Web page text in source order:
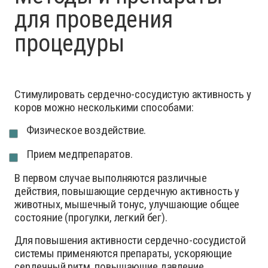
для проведения
процедуры
Стимулировать сердечно-сосудистую активность у
коров можно несколькими способами:
Физическое воздействие.
Прием медпрепаратов.
В первом случае выполняются различные
действия, повышающие сердечную активность у
животных, мышечный тонус, улучшающие общее
состояние (прогулки, легкий бег).
Для повышения активности сердечно-сосудистой
системы применяются препараты, ускоряющие